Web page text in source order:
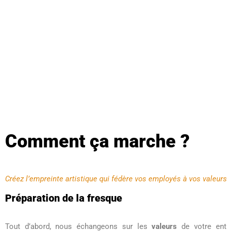
Comment ça marche ?
Créez l’empreinte artistique qui fédère vos employés à vos
Préparation de la fresque
Tout d’abord, nous échangeons sur lesvaleurs de votre